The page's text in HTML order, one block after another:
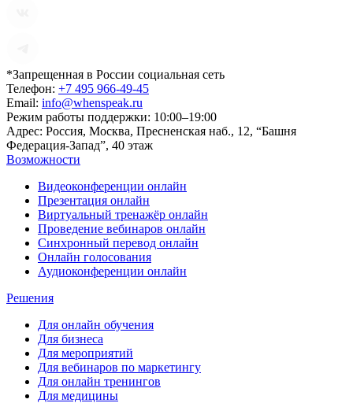
*Запрещенная в России социальная сеть
Телефон: +7 495 966-49-45
Email: info@whenspeak.ru
Режим работы поддержки: 10:00–19:00
Адрес: Россия, Москва, Пресненская наб., 12, “Башня
Федерация-Запад”, 40 этаж
Возможности
Видеоконференции онлайн
Презентация онлайн
Виртуальный тренажёр онлайн
Проведение вебинаров онлайн
Синхронный перевод онлайн
Онлайн голосования
Аудиоконференции онлайн
Решения
Для онлайн обучения
Для бизнеса
Для мероприятий
Для вебинаров по маркетингу
Для онлайн тренингов
Для медицины